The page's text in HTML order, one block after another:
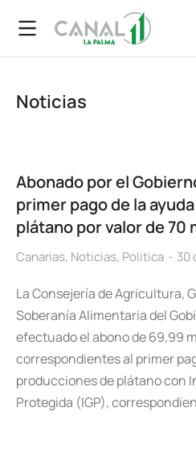
Noticias
Abonado por el
primer pago de la ayuda
plátano por valor de 70
Canarias, Noticias, Política 30
La Consejería de Agricultura,
Soberanía Alimentaria del
efectuado el abono de 69,99
correspondientes al primer
producciones de plátano con
Protegida (IGP),